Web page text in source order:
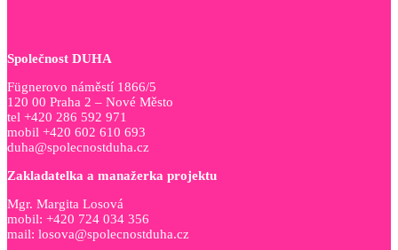
Společnost DUHA
Fügnerovo náměstí 1866/5
120 00 Praha 2 – Nové Město
tel +420 286 592 971
mobil +420 602 610 693
duha@spolecnostduha.cz
Zakladatelka a manažerka projektu
Mgr. Margita Losová
mobil: +420 724 034 356
mail: losova@spolecnostduha.cz